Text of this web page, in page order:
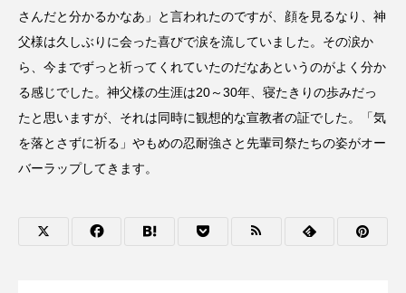
さんだと分かるかなあ」と言われたのですが、顔を見るなり、神
父様は久しぶりに会った喜びで涙を流していました。その涙か
ら、今までずっと祈ってくれていたのだなあというのがよく分か
る感じでした。神父様の生涯は20～30年、寝たきりの歩みだっ
たと思いますが、それは同時に観想的な宣教者の証でした。「気
を落とさずに祈る」やもめの忍耐強さと先輩司祭たちの姿がオー
バーラップしてきます。